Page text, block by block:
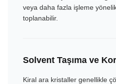
veya daha fazla işleme
toplanabilir.
Solvent Taşıma ve
Kiral ara kristaller genellikle